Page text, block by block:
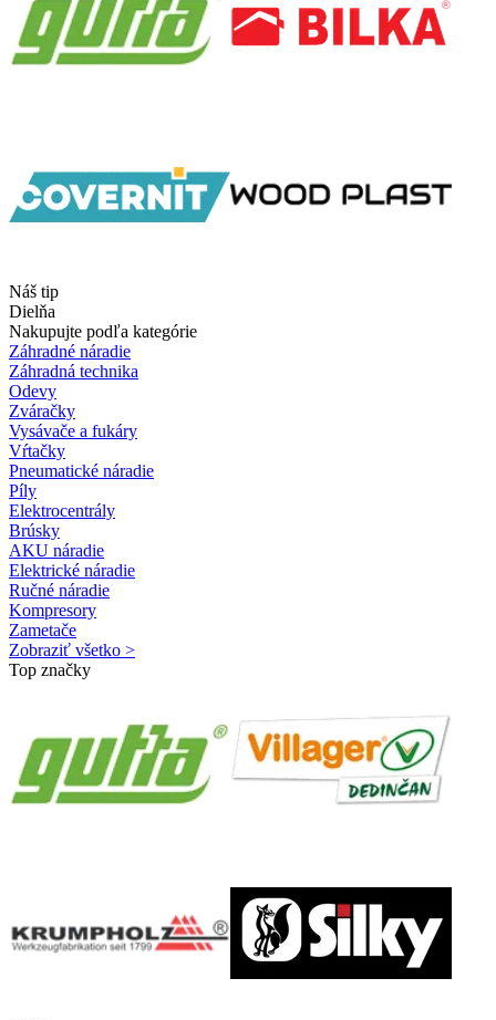
Náš tip
Dielňa
Nakupujte podľa kategórie
Záhradné náradie
Záhradná technika
Odevy
Zváračky
Vysávače a fukáry
Vŕtačky
Pneumatické náradie
Píly
Elektrocentrály
Brúsky
AKU náradie
Elektrické náradie
Ručné náradie
Kompresory
Zametače
Zobraziť všetko >
Top značky